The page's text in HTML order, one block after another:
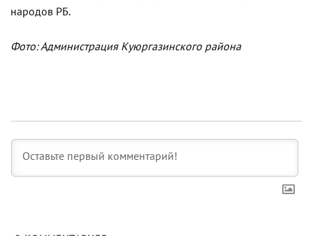
народов РБ.
Фото: Администрация Куюргазинского района